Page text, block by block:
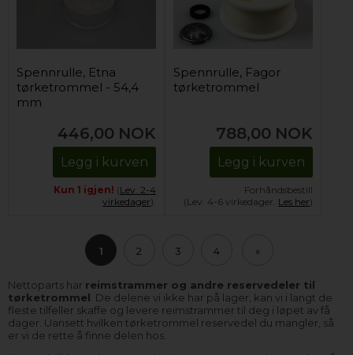
Spennrulle, Etna
tørketrommel - 54,4
mm
446,00 NOK
Legg i kurven
Kun 1 igjen! (Lev. 2-4
virkedager).
Spennrulle, Fagor
tørketrommel
788,00 NOK
Legg i kurven
Forhåndsbestill
(Lev. 4-6 virkedager. Les her)
1 2 3 4 »
Nettoparts har reimstrammer og andre reservedeler til
tørketrommel. De delene vi ikke har på lager, kan vi i langt de
fleste tilfeller skaffe og levere reimstrammer til deg i løpet av få
dager. Uansett hvilken tørketrommel reservedel du mangler, så
er vi de rette å finne delen hos.